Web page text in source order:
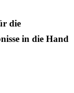
die
in die Hand